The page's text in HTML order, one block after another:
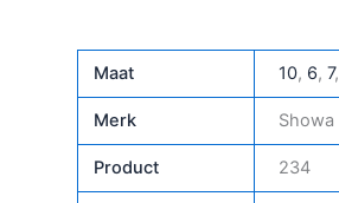
Maat 10, 6, 7,
Merk Showa
Product 234